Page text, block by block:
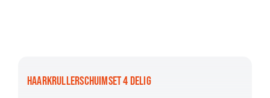
HAARKRULLERSCHUIMSET 4 DELIG